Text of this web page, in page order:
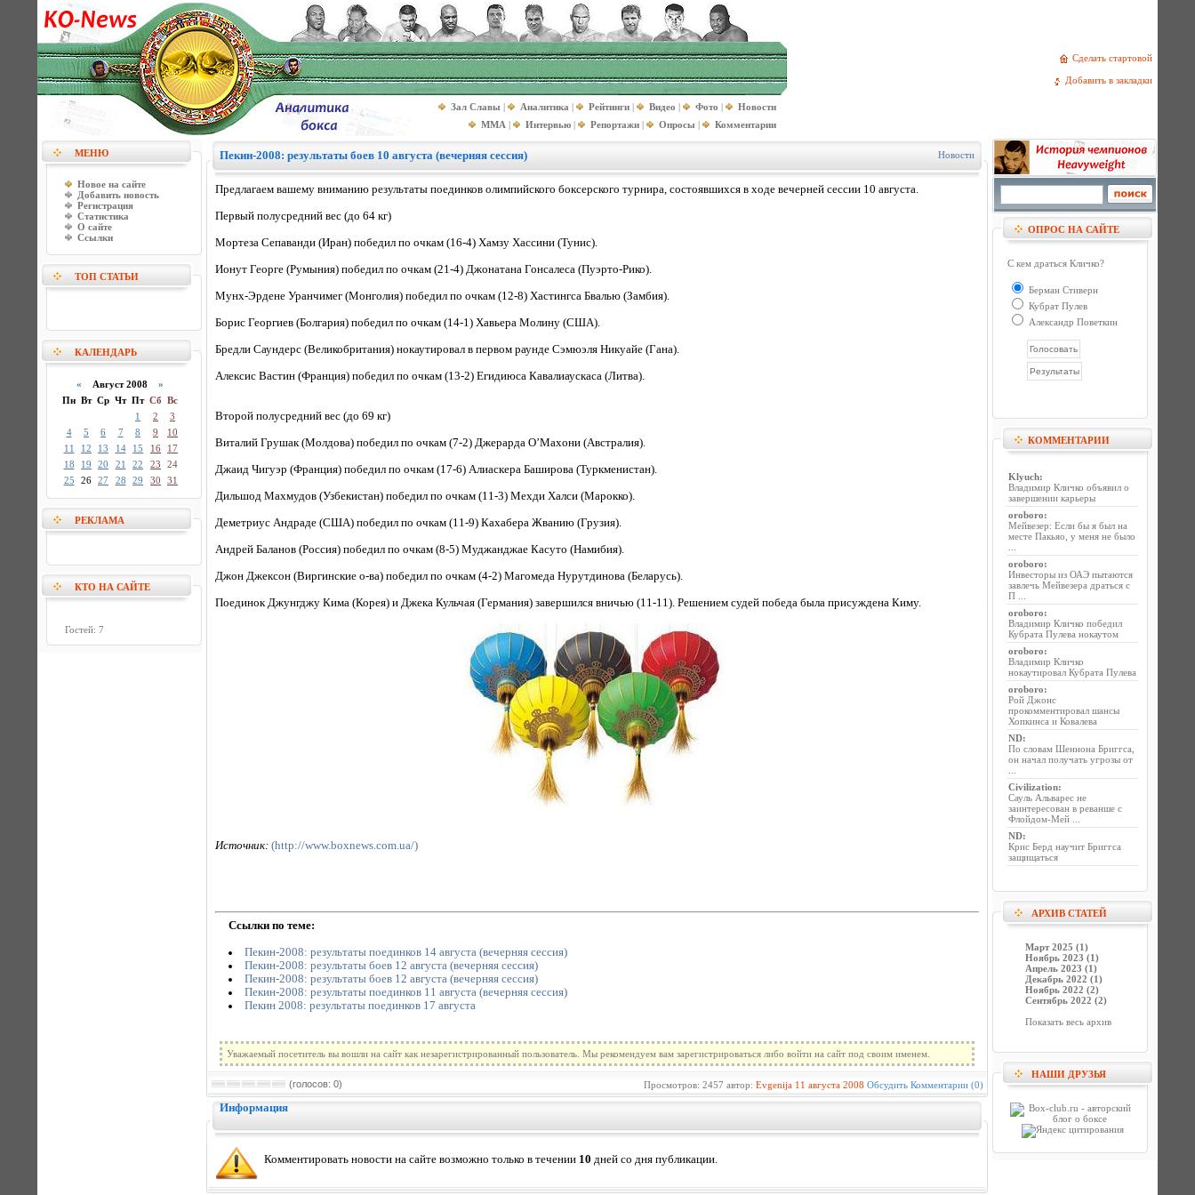
Сделать стартовой
Добавить в закладки
Зал Славы | Аналитика | Рейтинги | Видео | Фото |
Новости
MMA | Интервью | Репортажи | Опросы | Комментарии
МЕНЮ
Новое на сайте
Добавить новость
Регистрация
Статистика
О сайте
Ссылки
ТОП СТАТЬИ
КАЛЕНДАРЬ
« Август 2008 »
Пн Вт Ср Чт Пт Сб Вс
1
2
3
4
5 6 7 8 9
10
11
12 13 14 15 16
17
18
19 20 21 22 23
24
25
26 27 28 29 30 31
РЕКЛАМА
КТО НА САЙТЕ
Гостей: 7
Пекин-2008: результаты боев 10 августа (вечерняя сессия) Новости
Предлагаем вашему вниманию результаты поединков олимпийского боксерского турнира, состоявшихся в ходе вечерней сессии 10 августа.
Первый полусредний вес (до 64 кг)
Мортеза Сепаванди (Иран) победил по очкам (16-4) Хамзу Хассини (Тунис).
Ионут Георге (Румыния) победил по очкам (21-4) Джонатана Гонсалеса (Пуэрто-Рико).
Мунх-Эрдене Уранчимег (Монголия) победил по очкам (12-8) Хастингса Бвалью (Замбия).
Борис Георгиев (Болгария) победил по очкам (14-1) Хавьера Молину (США).
Бредли Саундерс (Великобритания) нокаутировал в первом раунде Сэмюэля Никуайе (Гана).
Алексис Вастин (Франция) победил по очкам (13-2) Егидиюса Кавалиаускаса (Литва).
Второй полусредний вес (до 69 кг)
Виталий Грушак (Молдова) победил по очкам (7-2) Джерарда О’Махони (Австралия).
Джаид Чигуэр (Франция) победил по очкам (17-6) Алиаскера Баширова (Туркменистан).
Дильшод Махмудов (Узбекистан) победил по очкам (11-3) Мехди Халси (Марокко).
Деметриус Андраде (США) победил по очкам (11-9) Кахабера Жванию (Грузия).
Андрей Баланов (Россия) победил по очкам (8-5) Муджанджае Касуто (Намибия).
Джон Джексон (Виргинские о-ва) победил по очкам (4-2) Магомеда Нурутдинова (Беларусь).
Поединок Джунгджу Кима (Корея) и Джека Кульчая (Германия) завершился вничью (11-11). Решением судей победа была присуждена Киму.
Источник: (http://www.boxnews.com.ua/)
Ссылки по теме:
Пекин-2008: результаты поединков 14 августа (вечерняя сессия)
Пекин-2008: результаты боев 12 августа (вечерняя сессия)
Пекин-2008: результаты боев 12 августа (вечерняя сессия)
Пекин-2008: результаты поединков 11 августа (вечерняя сессия)
Пекин 2008: результаты поединков 17 августа
Уважаемый посетитель вы вошли на сайт как незарегистрированный пользователь. Мы рекомендуем вам зарегистрироваться либо войти на сайт под своим именем.
(голосов: 0) Просмотров: 2457 автор: Evgenija 11 августа 2008 Обсудить Комментарии (0)
Информация
Комментировать новости на сайте возможно только в течении 10 дней со дня публикации.
ОПРОС НА САЙТЕ
С кем драться Кличко?
Берман Стиверн
Кубрат Пулев
Александр Поветкин
КОММЕНТАРИИ
Klyuch:
Владимир Кличко объявил о
завершении карьеры
oroboro:
Мейвезер: Если бы я был на
месте Пакьяо, у меня не было
oroboro:
Инвесторы из ОАЭ пытаются
завлечь Мейвезера драться с
П ...
oroboro:
Владимир Кличко победил
Кубрата Пулева нокаутом
oroboro:
Владимир Кличко
нокаутировал Кубрата Пулева
oroboro:
Рой Джонс
прокомментировал шансы
Хопкинса и Ковалева
ND:
По словам Шеннона Бриггса,
он начал получать угрозы от
Civilization:
Сауль Альварес не
заинтересован в реванше с
Флойдом-Мей ...
ND:
Крис Берд научит Бриггса
защищаться
АРХИВ СТАТЕЙ
Март 2025 (1)
Ноябрь 2023 (1)
Апрель 2023 (1)
Декабрь 2022 (1)
Ноябрь 2022 (2)
Сентябрь 2022 (2)
Показать весь архив
НАШИ ДРУЗЬЯ